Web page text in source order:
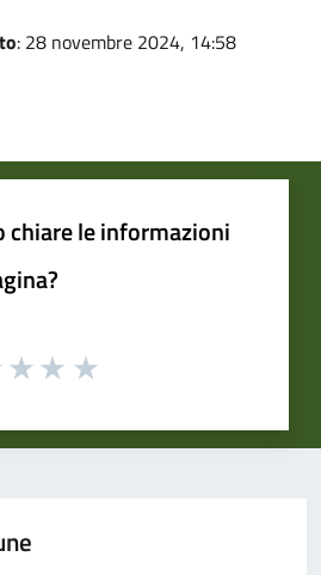
: 28 novembre 2024, 14:58
chiare le informazioni